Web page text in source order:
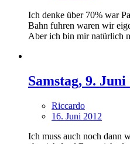
Ich denke über 70% war
Bahn fuhren waren wir
Aber ich bin mir natürlich
Samstag, 9. Juni
Riccardo
16. Juni 2012
Ich muss auch noch dann